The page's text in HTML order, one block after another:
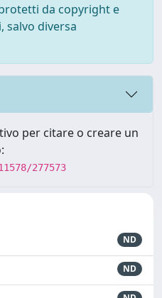
da copyright e
diversa
per citare o creare un
277573
ND
ND